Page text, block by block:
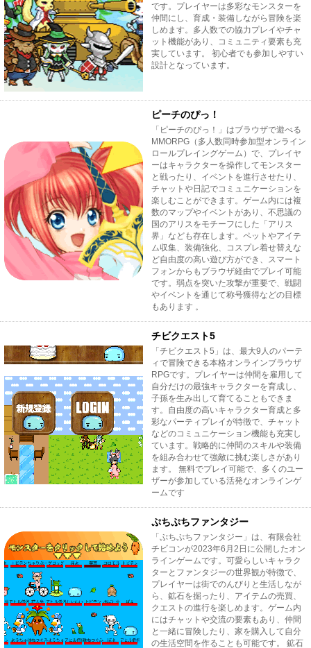
です。プレイヤーは多彩なモンスターを
仲間にし、育成・装備しながら冒険を楽
しめます。多人数での協力プレイやチャ
ット機能があり、コミュニティ要素も充
実しています。 初心者でも参加しやすい
設計となっています。
ピーチのぴっ！
「ピーチのぴっ！」はブラウザで遊べる
MMORPG（多人数同時参加型オンライン
ロールプレイングゲーム）で、プレイヤ
ーはキャラクターを操作してモンスター
と戦ったり、イベントを進行させたり、
チャットや日記でコミュニケーションを
楽しむことができます。ゲーム内には複
数のマップやイベントがあり、不思議の
国のアリスをモチーフにした「アリス
界」なども存在します。ペットやアイテ
ム収集、装備強化、コスプレ着せ替えな
ど自由度の高い遊び方ができ、スマート
フォンからもブラウザ経由でプレイ可能
です。弱点を突いた攻撃が重要で、戦闘
やイベントを通じて称号獲得などの目標
もあります 。
チビクエスト5
「チビクエスト5」は、最大9人のパーテ
ィで冒険できる本格オンラインブラウザ
RPGです。プレイヤーは仲間を雇用して
自分だけの最強キャラクターを育成し、
子孫を生み出して育てることもできま
す。自由度の高いキャラクター育成と多
彩なパーティプレイが特徴で、チャット
などのコミュニケーション機能も充実し
ています。戦略的に仲間のスキルや装備
を組み合わせて強敵に挑む楽しさがあり
ます。 無料でプレイ可能で、多くのユー
ザーが参加している活発なオンラインゲ
ームです
ぷちぷちファンタジー
「ぷちぷちファンタジー」は、有限会社
チビコンが2023年6月2日に公開したオン
ラインゲームです。可愛らしいキャラク
ターとファンタジーの世界観が特徴で、
プレイヤーは街でのんびりと生活しなが
ら、鉱石を掘ったり、アイテムの売買、
クエストの進行を楽しめます。ゲーム内
にはチャットや交流の要素もあり、仲間
と一緒に冒険したり、家を購入して自分
の生活空間を作ることも可能です。 鉱石